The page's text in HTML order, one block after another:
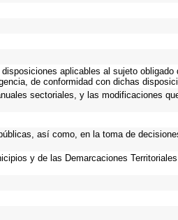
aplicables al sujeto obligado
de conformidad con dichas
sectoriales, y las modificaciones
así como, en la toma de
y de las Demarcaciones Territoriales